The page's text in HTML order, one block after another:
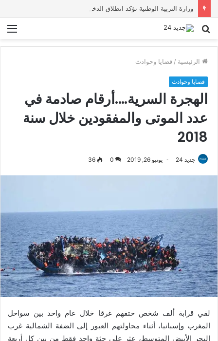
بحث
الرئيسية / قضايا وحوادث
قضايا وحوادث
الهجرة السرية….أرقام صادمة في
عدد الموتى والمفقودين خلال سنة
2018
جديد 24 يونيو 26, 2019 0
36
لقي قرابة ألف شخص حتفهم غرقا خلال عام واحد بين سواحل
المغرب وإسبانيا، أثناء محاولتهم العبور إلى الضفة الشمالية غرب
البحر الأبيض المتوسط، عثر على جثة واحد فقط من بين كل أربعة